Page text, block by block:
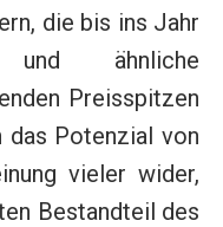
die bis ins Jahr
und ähnliche
Preisspitzen
das Potenzial von
vieler wider,
Bestandteil des